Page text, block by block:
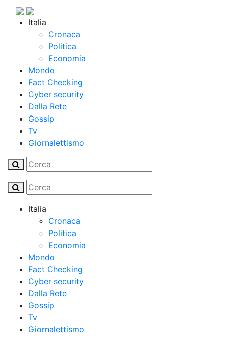
Italia
Cronaca
Politica
Economia
Mondo
Fact Checking
Cyber security
Dalla Rete
Gossip
Tv
Giornalettismo
Italia
Cronaca
Politica
Economia
Mondo
Fact Checking
Cyber security
Dalla Rete
Gossip
Tv
Giornalettismo